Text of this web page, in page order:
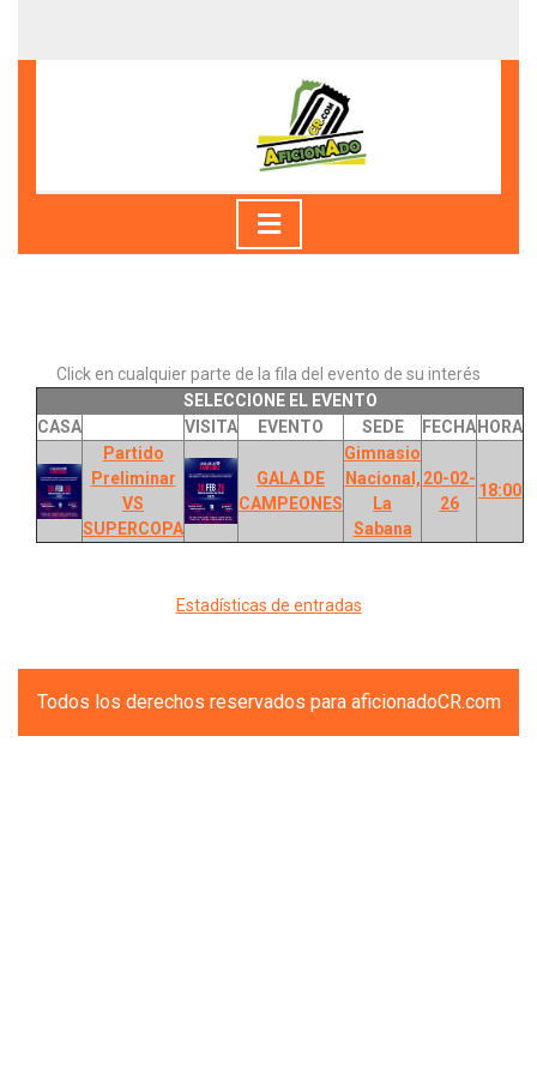
content
Click en cualquier parte de la fila del evento de su interés
SELECCIONE EL EVENTO
CASA
VISITA EVENTO SEDE FECHA HORA
Partido
Preliminar
VS
SUPERCOPA
GALA DE
CAMPEONES
Gimnasio
Nacional,
La
Sabana
20-02-
26
18:00
Estadísticas de entradas
Todos los derechos reservados para aficionadoCR.com